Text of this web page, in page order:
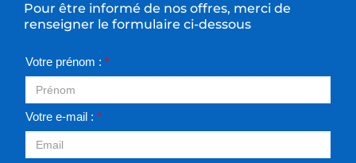
Pour être informé de nos offres, merci de
renseigner le formulaire ci-dessous
Votre prénom : *
Votre e-mail : *